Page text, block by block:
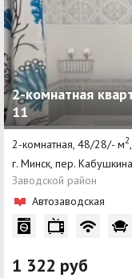
2-комнатная
11
2-комнатная, 48/28/- м2
г. Минск, пер.
Заводской район
Автозаводская
1 322 руб